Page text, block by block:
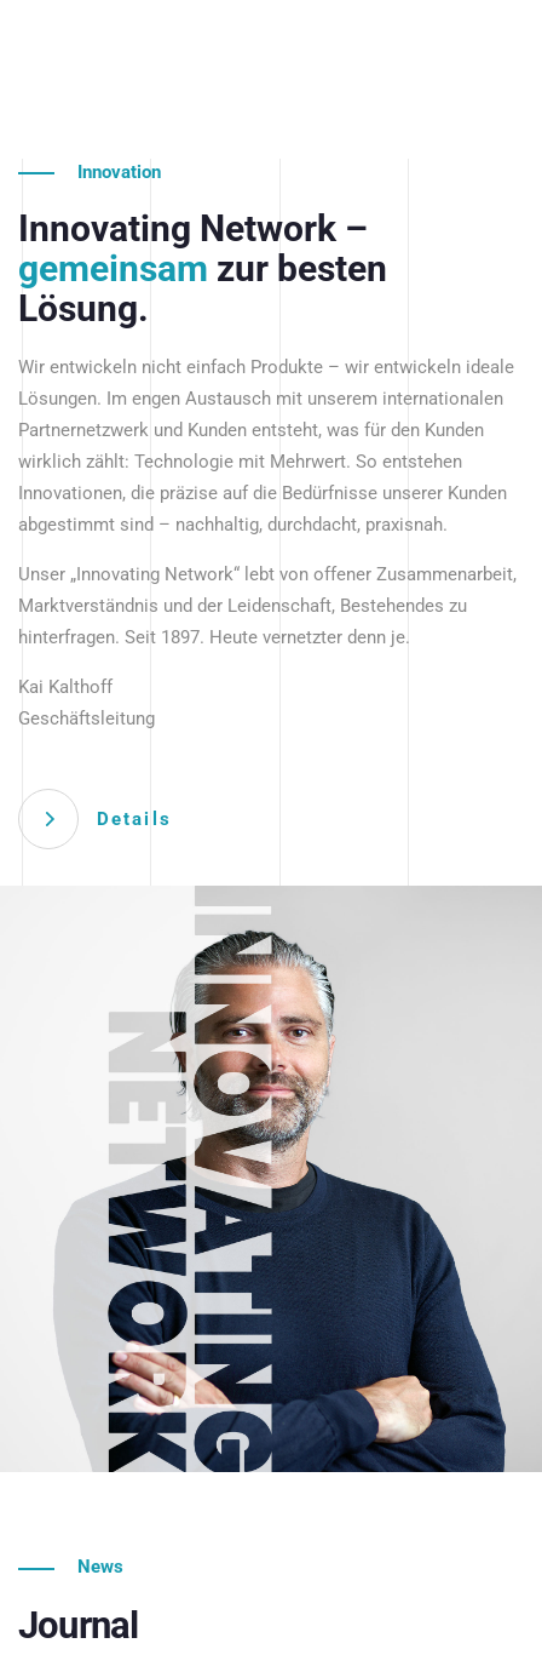
Innovation
Innovating Network –
gemeinsam zur besten
Lösung.
Wir entwickeln nicht einfach Produkte – wir entwickeln ideale
Lösungen. Im engen Austausch mit unserem internationalen
Partnernetzwerk und Kunden entsteht, was für den Kunden
wirklich zählt: Technologie mit Mehrwert. So entstehen
Innovationen, die präzise auf die Bedürfnisse unserer Kunden
abgestimmt sind – nachhaltig, durchdacht, praxisnah.
Unser „Innovating Network“ lebt von offener Zusammenarbeit,
Marktverständnis und der Leidenschaft, Bestehendes zu
hinterfragen. Seit 1897. Heute vernetzter denn je.
Kai Kalthoff
Geschäftsleitung
Details
News
Journal